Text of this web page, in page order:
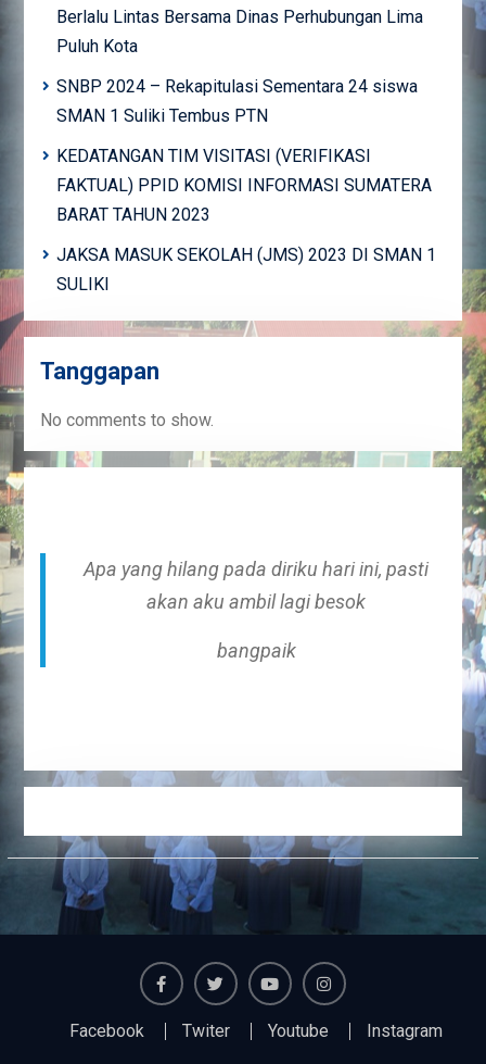
Berlalu Lintas Bersama Dinas Perhubungan Lima
Puluh Kota
SNBP 2024 – Rekapitulasi Sementara 24 siswa
SMAN 1 Suliki Tembus PTN
KEDATANGAN TIM VISITASI (VERIFIKASI
FAKTUAL) PPID KOMISI INFORMASI SUMATERA
BARAT TAHUN 2023
JAKSA MASUK SEKOLAH (JMS) 2023 DI SMAN 1
SULIKI
Tanggapan
No comments to show.
Apa yang hilang pada diriku hari ini, pasti
akan aku ambil lagi besok
bangpaik
FacebookTwiter Instagram
Facebook Twiter Youtube Instagram